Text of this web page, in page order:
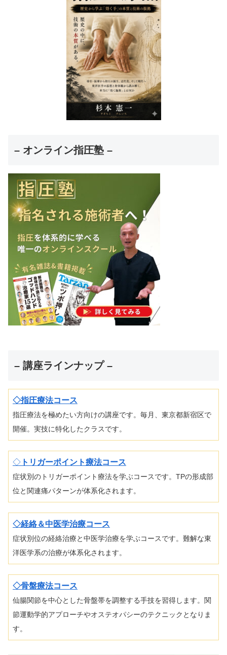
– オンライン指圧塾 –
– 講座ラインナップ –
◇指圧療法コース
指圧療法を極めたい方向けの講座です。毎月、東京都新宿区で
開催。実技に特化したクラスです。
◇ トリガーポイント療法コース
症状別のトリガーポイント療法を学ぶコースです。TPの形成部
位と関連痛パターンが体系化されます。
◇経絡＆中医学治療コース
症状別位の経絡治療と中医学治療を学ぶコースです。難解な東
洋医学系の治療が体系化されます。
◇骨盤療法コース
仙腸関節を中心とした骨盤帯を調整する手技を習得します。関
節運動学的アプローチやオステオパシーのテクニックとなりま
す。